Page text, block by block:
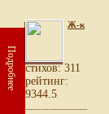
Подробнее
Ж-к
cтихов: 311
рейтинг:
9344.5